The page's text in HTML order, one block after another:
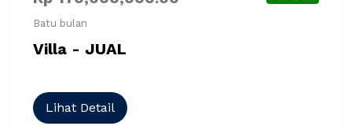
Batu bulan
Villa - JUAL
Lihat Detail